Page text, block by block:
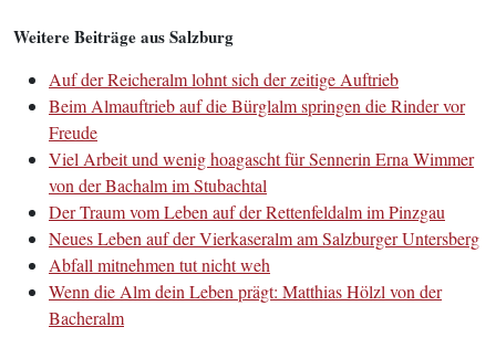
Weitere Beiträge aus Salzburg
Auf der Reicheralm lohnt sich der zeitige Auftrieb
Beim Almauftrieb auf die Bürglalm springen die Rinder vor
Freude
Viel Arbeit und wenig hoagascht für Sennerin Erna Wimmer
von der Bachalm im Stubachtal
Der Traum vom Leben auf der Rettenfeldalm im Pinzgau
Neues Leben auf der Vierkaseralm am Salzburger Untersberg
Abfall mitnehmen tut nicht weh
Wenn die Alm dein Leben prägt: Matthias Hölzl von der
Bacheralm